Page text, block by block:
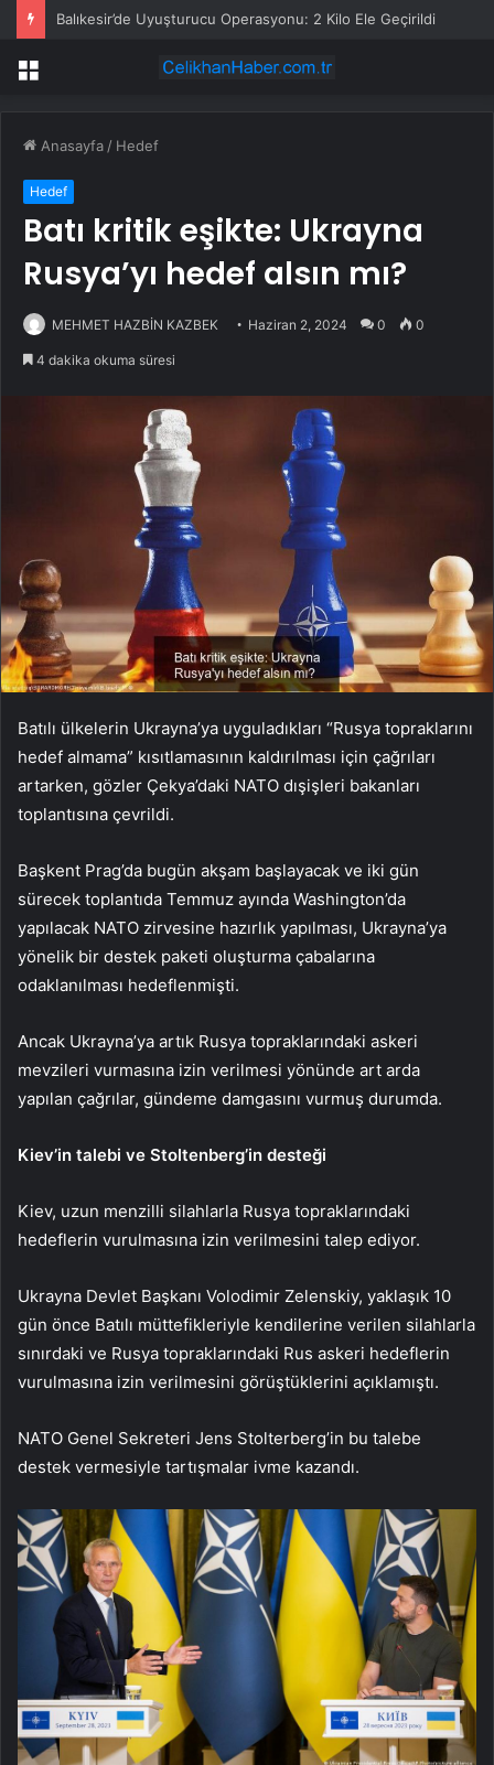
Balıkesir’de Uyuşturucu Operasyonu: 2 Kilo Ele Geçirildi
Menü
Anasayfa / Hedef
Hedef
Batı kritik eşikte: Ukrayna
Rusya’yı hedef alsın mı?
MEHMET HAZBİN KAZBEK Haziran 2, 2024 0 0
4 dakika okuma süresi
Batılı ülkelerin Ukrayna’ya uyguladıkları “Rusya topraklarını
hedef almama” kısıtlamasının kaldırılması için çağrıları
artarken, gözler Çekya’daki NATO dışişleri bakanları
toplantısına çevrildi.
Başkent Prag’da bugün akşam başlayacak ve iki gün
sürecek toplantıda Temmuz ayında Washington’da
yapılacak NATO zirvesine hazırlık yapılması, Ukrayna’ya
yönelik bir destek paketi oluşturma çabalarına
odaklanılması hedeflenmişti.
Ancak Ukrayna’ya artık Rusya topraklarındaki askeri
mevzileri vurmasına izin verilmesi yönünde art arda
yapılan çağrılar, gündeme damgasını vurmuş durumda.
Kiev’in talebi ve Stoltenberg’in desteği
Kiev, uzun menzilli silahlarla Rusya topraklarındaki
hedeflerin vurulmasına izin verilmesini talep ediyor.
Ukrayna Devlet Başkanı Volodimir Zelenskiy, yaklaşık 10
gün önce Batılı müttefikleriyle kendilerine verilen silahlarla
sınırdaki ve Rusya topraklarındaki Rus askeri hedeflerin
vurulmasına izin verilmesini görüştüklerini açıklamıştı.
NATO Genel Sekreteri Jens Stolterberg’in bu talebe
destek vermesiyle tartışmalar ivme kazandı.